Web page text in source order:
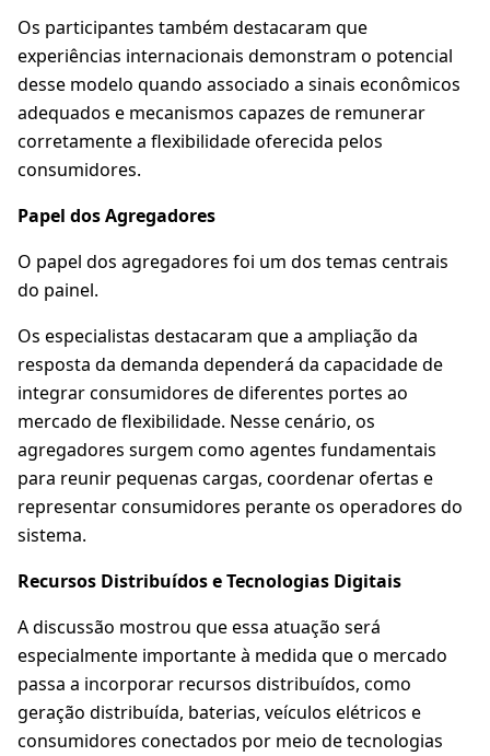
Os participantes também destacaram que
experiências internacionais demonstram o potencial
desse modelo quando associado a sinais econômicos
adequados e mecanismos capazes de remunerar
corretamente a flexibilidade oferecida pelos
consumidores.
Papel dos Agregadores
O papel dos agregadores foi um dos temas centrais
do painel.
Os especialistas destacaram que a ampliação da
resposta da demanda dependerá da capacidade de
integrar consumidores de diferentes portes ao
mercado de flexibilidade. Nesse cenário, os
agregadores surgem como agentes fundamentais
para reunir pequenas cargas, coordenar ofertas e
representar consumidores perante os operadores do
sistema.
Recursos Distribuídos e Tecnologias Digitais
A discussão mostrou que essa atuação será
especialmente importante à medida que o mercado
passa a incorporar recursos distribuídos, como
geração distribuída, baterias, veículos elétricos e
consumidores conectados por meio de tecnologias